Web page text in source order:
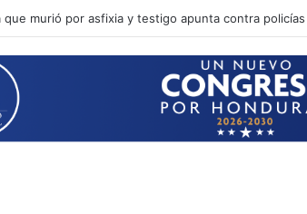
DNVT tras accidente de tránsito